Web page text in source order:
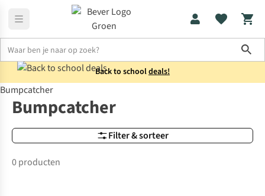
Back to schooldeals!
Merken Bumpcatcher
Bumpcatcher
Filter & sorteer
Bumpcatcher
0 producten